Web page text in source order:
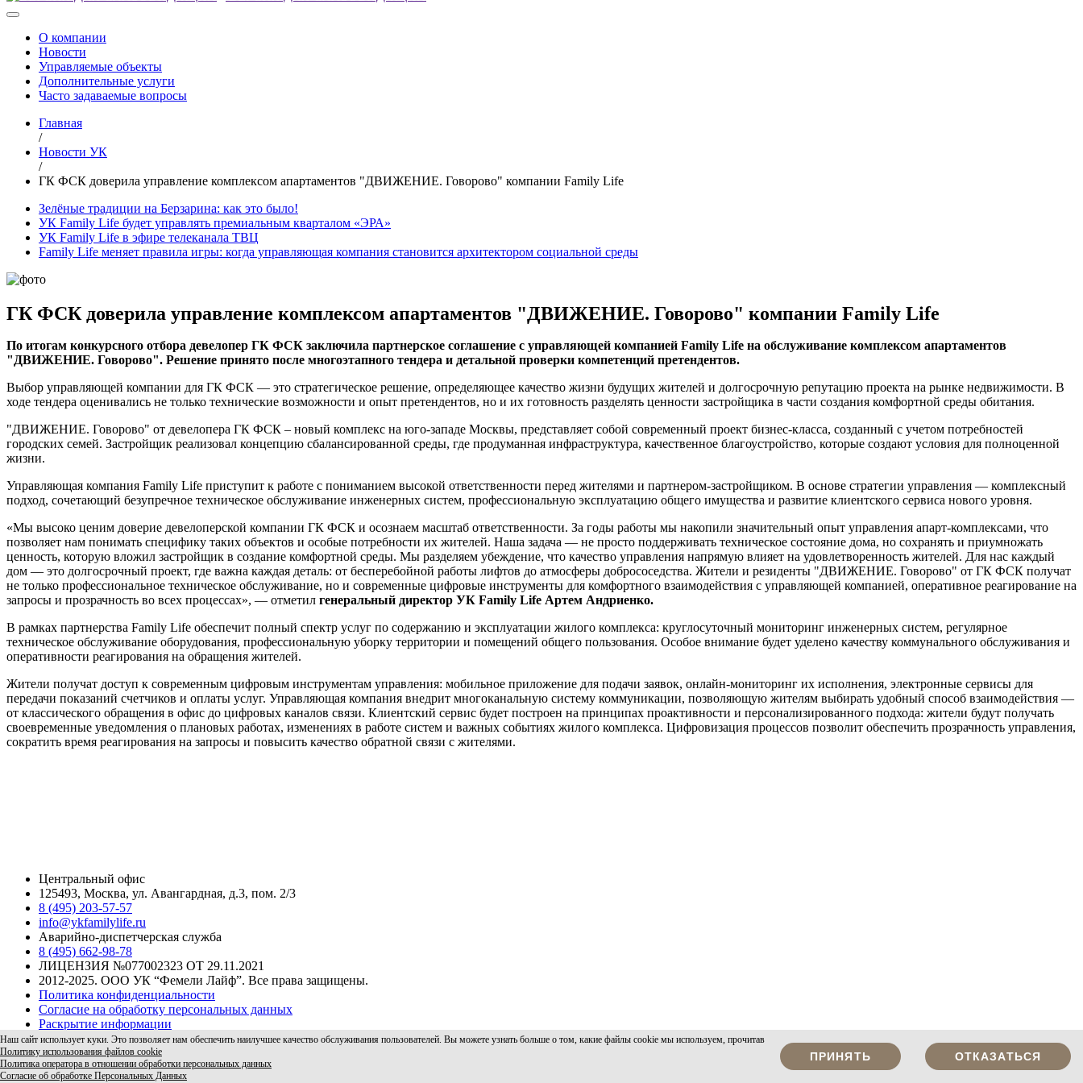
О компании
Новости
Управляемые объекты
Дополнительные услуги
Часто задаваемые вопросы
Главная
/
Новости УК
/
ГК ФСК доверила управление комплексом апартаментов "ДВИЖЕНИЕ. Говорово" компании Family Life
Зелёные традиции на Берзарина: как это было!
УК Family Life будет управлять премиальным кварталом «ЭРА»
УК Family Life в эфире телеканала ТВЦ
Family Life меняет правила игры: когда управляющая компания становится архитектором социальной среды
ГК ФСК доверила управление комплексом апартаментов "ДВИЖЕНИЕ. Говорово" компании Family Life
По итогам конкурсного отбора девелопер ГК ФСК заключила партнерское соглашение с управляющей компанией Family Life на обслуживание комплексом апартаментов
"ДВИЖЕНИЕ. Говорово". Решение принято после многоэтапного тендера и детальной проверки компетенций претендентов.
Выбор управляющей компании для ГК ФСК — это стратегическое решение, определяющее качество жизни будущих жителей и долгосрочную репутацию проекта на рынке недвижимости. В
ходе тендера оценивались не только технические возможности и опыт претендентов, но и их готовность разделять ценности застройщика в части создания комфортной среды обитания.
"ДВИЖЕНИЕ. Говорово" от девелопера ГК ФСК – новый комплекс на юго-западе Москвы, представляет собой современный проект бизнес-класса, созданный с учетом потребностей
городских семей. Застройщик реализовал концепцию сбалансированной среды, где продуманная инфраструктура, качественное благоустройство, которые создают условия для полноценной
жизни.
Управляющая компания Family Life приступит к работе с пониманием высокой ответственности перед жителями и партнером-застройщиком. В основе стратегии управления — комплексный
подход, сочетающий безупречное техническое обслуживание инженерных систем, профессиональную эксплуатацию общего имущества и развитие клиентского сервиса нового уровня.
«Мы высоко ценим доверие девелоперской компании ГК ФСК и осознаем масштаб ответственности. За годы работы мы накопили значительный опыт управления апарт-комплексами, что
позволяет нам понимать специфику таких объектов и особые потребности их жителей. Наша задача — не просто поддерживать техническое состояние дома, но сохранять и приумножать
ценность, которую вложил застройщик в создание комфортной среды. Мы разделяем убеждение, что качество управления напрямую влияет на удовлетворенность жителей. Для нас каждый
дом — это долгосрочный проект, где важна каждая деталь: от бесперебойной работы лифтов до атмосферы добрососедства. Жители и резиденты "ДВИЖЕНИЕ. Говорово" от ГК ФСК получат
не только профессиональное техническое обслуживание, но и современные цифровые инструменты для комфортного взаимодействия с управляющей компанией, оперативное реагирование на
запросы и прозрачность во всех процессах», — отметил генеральный директор УК Family Life Артем Андриенко.
В рамках партнерства Family Life обеспечит полный спектр услуг по содержанию и эксплуатации жилого комплекса: круглосуточный мониторинг инженерных систем, регулярное
техническое обслуживание оборудования, профессиональную уборку территории и помещений общего пользования. Особое внимание будет уделено качеству коммунального обслуживания и
оперативности реагирования на обращения жителей.
Жители получат доступ к современным цифровым инструментам управления: мобильное приложение для подачи заявок, онлайн-мониторинг их исполнения, электронные сервисы для
передачи показаний счетчиков и оплаты услуг. Управляющая компания внедрит многоканальную систему коммуникации, позволяющую жителям выбирать удобный способ взаимодействия —
от классического обращения в офис до цифровых каналов связи. Клиентский сервис будет построен на принципах проактивности и персонализированного подхода: жители будут получать
своевременные уведомления о плановых работах, изменениях в работе систем и важных событиях жилого комплекса. Цифровизация процессов позволит обеспечить прозрачность управления,
сократить время реагирования на запросы и повысить качество обратной связи с жителями.
Центральный офис
125493, Москва, ул. Авангардная, д.3, пом. 2/3
8 (495) 203-57-57
info@ykfamilylife.ru
Аварийно-диспетчерская служба
8 (495) 662-98-78
ЛИЦЕНЗИЯ №077002323 ОТ 29.11.2021
2012-2025. ООО УК “Фемели Лайф”. Все права защищены.
Политика конфиденциальности
Согласие на обработку персональных данных
Раскрытие информации
ОСТАВИТЬ ЗАПРОС НА УПРАВЛЕНИЕ ОБЪЕКТОМ
Наш сайт использует куки. Это позволяет нам обеспечить наилучшее качество обслуживания пользователей. Вы можете узнать больше о том, какие файлы cookie мы используем, прочитав
Политику использования файлов cookie
Политика оператора в отношении обработки персональных данных
Согласие об обработке Персональных Данных
ПРИНЯТЬ ОТКАЗАТЬСЯ